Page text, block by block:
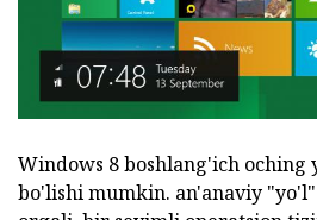
Windows 8 boshlang'ich
bo'lishi mumkin. an'anaviy